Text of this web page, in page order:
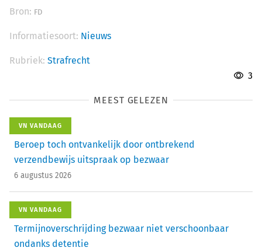
Bron: FD
Informatiesoort: Nieuws
Rubriek: Strafrecht
3
MEEST GELEZEN
VN VANDAAG
Beroep toch ontvankelijk door ontbrekend
verzendbewijs uitspraak op bezwaar
6 augustus 2026
VN VANDAAG
Termijnoverschrijding bezwaar niet verschoonbaar
ondanks detentie